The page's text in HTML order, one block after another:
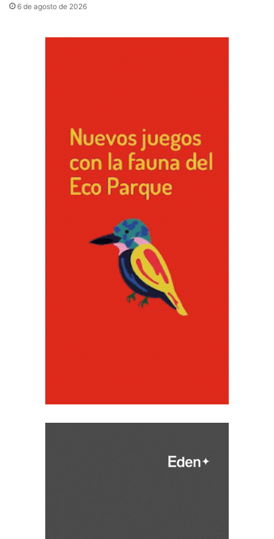
6 de agosto de 2026